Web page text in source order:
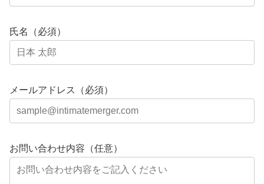
氏名（必須）
メールアドレス（必須）
お問い合わせ内容（任意）